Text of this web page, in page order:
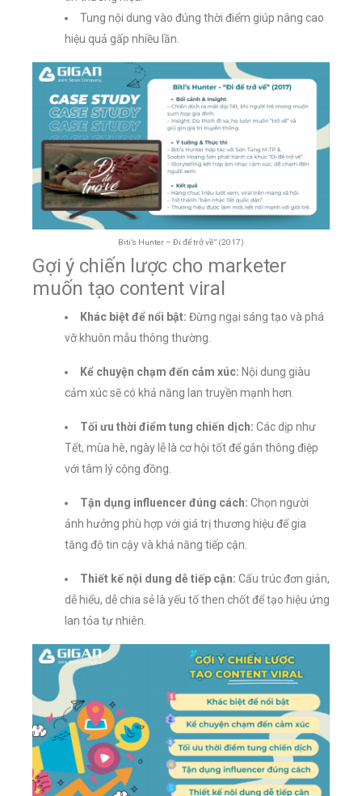
Tung nội dung vào đúng thời điểm giúp nâng cao
hiệu quả gấp nhiều lần.
Biti’s Hunter – Đi để trở về” (2017)
Gợi ý chiến lược cho marketer
muốn tạo content viral
Khác biệt để nổi bật: Đừng ngại sáng tạo và phá
vỡ khuôn mẫu thông thường.
Kể chuyện chạm đến cảm xúc: Nội dung giàu
cảm xúc sẽ có khả năng lan truyền mạnh hơn.
Tối ưu thời điểm tung chiến dịch: Các dịp như
Tết, mùa hè, ngày lễ là cơ hội tốt để gắn thông điệp
với tâm lý cộng đồng.
Tận dụng influencer đúng cách: Chọn người
ảnh hưởng phù hợp với giá trị thương hiệu để gia
tăng độ tin cậy và khả năng tiếp cận.
Thiết kế nội dung dễ tiếp cận: Cấu trúc đơn giản,
dễ hiểu, dễ chia sẻ là yếu tố then chốt để tạo hiệu ứng
lan tỏa tự nhiên.